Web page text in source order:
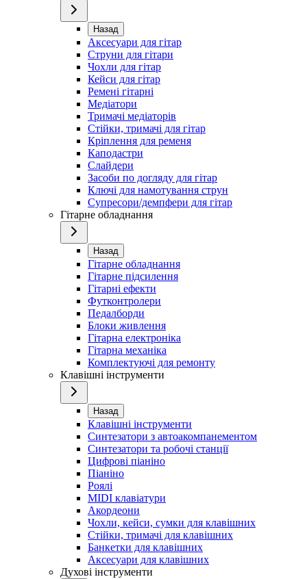
Назад
Аксесуари для гітар
Струни для гітари
Чохли для гітар
Кейси для гітар
Ремені гітарні
Медіатори
Тримачі медіаторів
Стійки, тримачі для гітар
Кріплення для ременя
Каподастри
Слайдери
Засоби по догляду для гітар
Ключі для намотування струн
Супресори/демпфери для гітар
Гітарне обладнання
Назад
Гітарне обладнання
Гітарне підсилення
Гітарні ефекти
Футконтролери
Педалборди
Блоки живлення
Гітарна електроніка
Гітарна механіка
Комплектуючі для ремонту
Клавішні інструменти
Назад
Клавішні інструменти
Синтезатори з автоакомпанементом
Синтезатори та робочі станції
Цифрові піаніно
Піаніно
Роялі
MIDI клавіатури
Акордеони
Чохли, кейси, сумки для клавішних
Стійки, тримачі для клавішних
Банкетки для клавішних
Аксесуари для клавішних
Духові інструменти